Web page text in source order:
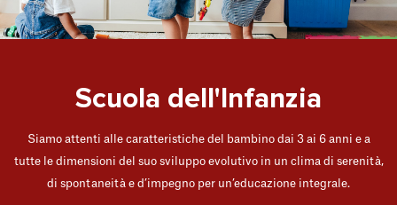
Scuola dell'Infanzia
Siamo attenti alle caratteristiche del bambino dai 3 ai 6 anni e a
tutte le dimensioni del suo sviluppo evolutivo in un clima di serenità,
di spontaneità e d’impegno per un’educazione integrale.